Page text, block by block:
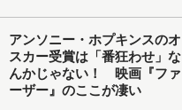
アンソニー・ホプキンスのオ
スカー受賞は「番狂わせ」な
んかじゃない！ 映画『ファ
ーザー』のここが凄い